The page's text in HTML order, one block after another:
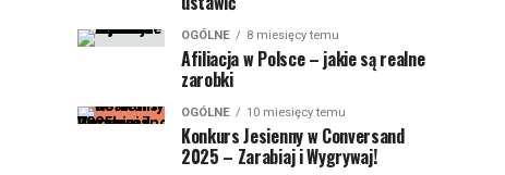
OGÓLNE 8 miesięcy temu
Afiliacja w Polsce – jakie są realne
zarobki
OGÓLNE 10 miesięcy temu
Konkurs Jesienny w Conversand
2025 – Zarabiaj i Wygrywaj!